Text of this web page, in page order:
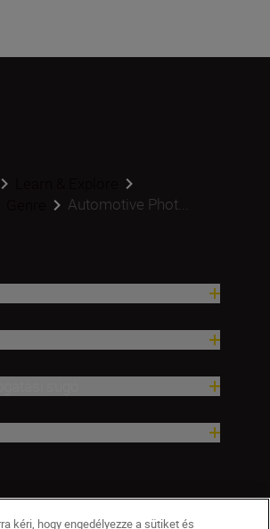
Automotive Phot...
kéri, hogy engedélyezze a sütiket és